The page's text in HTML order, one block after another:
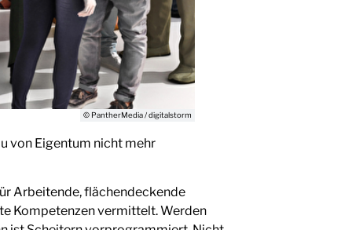
© PantherMedia / digitalstorm
von Eigentum nicht mehr
Arbeitende, flächendeckende
Kompetenzen vermittelt. Werden